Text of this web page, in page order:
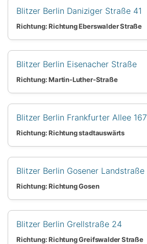
Blitzer Berlin Daniziger Straße 41
Richtung: Richtung Eberswalder Straße
Blitzer Berlin Eisenacher Straße
Richtung: Martin-Luther-Straße
Blitzer Berlin Frankfurter Allee 167
Richtung: Richtung stadtauswärts
Blitzer Berlin Gosener Landstraße
Richtung: Richtung Gosen
Blitzer Berlin Grellstraße 24
Richtung: Richtung Greifswalder Straße